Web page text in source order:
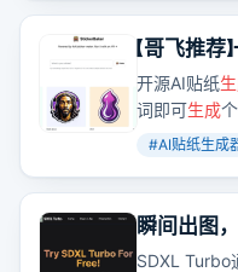
提升了用户
求。
【哥飞推荐
也是
开源AI贴纸
词即可生成
进，部署需
#AI贴纸生成
瞬间出图
好了，
SDXL Turbo